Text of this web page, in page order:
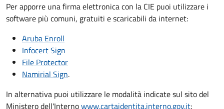
Per apporre una firma elettronica con la CIE puoi utilizzare i
software più comuni, gratuiti e scaricabili da internet:
Aruba Enroll
Infocert Sign
File Protector
Namirial Sign.
In alternativa puoi utilizzare le modalità indicate sul sito del
Ministero dell'Internowww.cartaidentita.interno.gov.it: